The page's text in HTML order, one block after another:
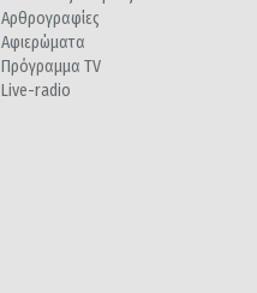
Αρθρογραφίες
Αφιερώματα
Πρόγραμμα TV
Live-radio